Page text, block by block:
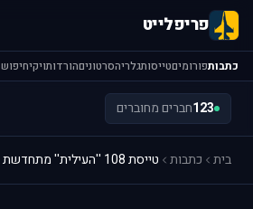
פריפלייט
כתבותפורומיםטייסותגלריהסרטוניםהורדותויקיחיפוש
123חברים מחוברים
בית כתבות טייסת 108 ''העילית'' מתחדשת